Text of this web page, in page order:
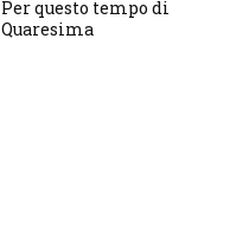
Per questo tempo di
Quaresima